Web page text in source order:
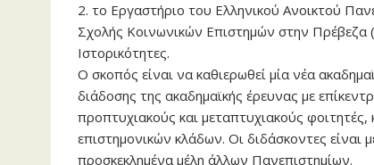
2. το Εργαστήριο του Ελληνικού Ανοικτού
Σχολής Κοινωνικών Επιστημών στην Πρέβεζα
Ιστορικότητες.
Ο σκοπός είναι να καθιερωθεί μία νέα
διάδοσης της ακαδημαϊκής έρευνας με
προπτυχιακούς και μεταπτυχιακούς
επιστημονικών κλάδων. Οι διδάσκοντες
προσκεκλημένα μέλη άλλων Πανεπιστημίων.